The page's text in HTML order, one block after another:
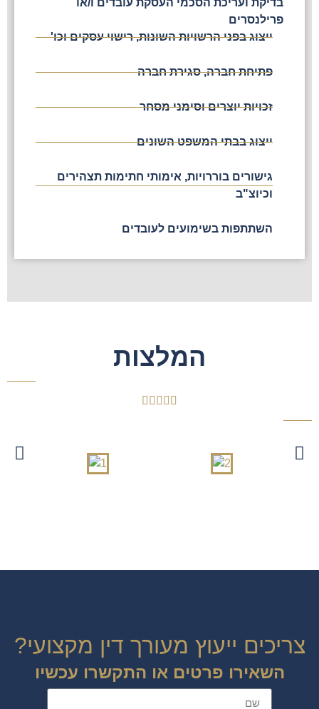
בדיקת ועריכת הסכמי העסקת עובדים ו/או
פרילנסרים
ייצוג בפני הרשויות השונות, רישוי עסקים וכו'
פתיחת חברה, סגירת חברה
זכויות יוצרים וסימני מסחר
ייצוג בבתי המשפט השונים
גישורים בוררויות, אימותי חתימות תצהירים
וכיוצ"ב
השתתפות בשימועים לעובדים
המלצות





צריכים ייעוץ מעורך דין מקצועי?
השאירו פרטים או התקשרו עכשיו